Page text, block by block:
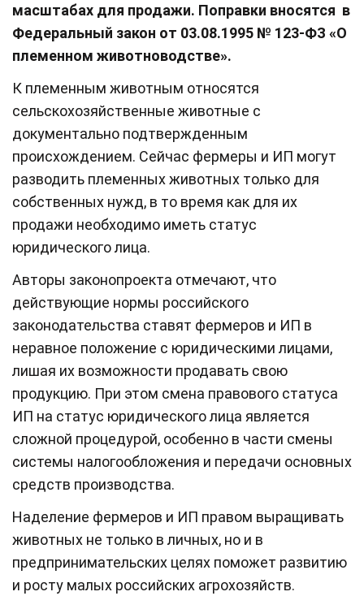
масштабах для продажи. Поправки вносятся в
Федеральный закон от 03.08.1995 № 123-ФЗ «О
племенном животноводстве».
К племенным животным относятся
сельскохозяйственные животные с
документально подтвержденным
происхождением. Сейчас фермеры и ИП могут
разводить племенных животных только для
собственных нужд, в то время как для их
продажи необходимо иметь статус
юридического лица.
Авторы законопроекта отмечают, что
действующие нормы российского
законодательства ставят фермеров и ИП в
неравное положение с юридическими лицами,
лишая их возможности продавать свою
продукцию. При этом смена правового статуса
ИП на статус юридического лица является
сложной процедурой, особенно в части смены
системы налогообложения и передачи основных
средств производства.
Наделение фермеров и ИП правом выращивать
животных не только в личных, но и в
предпринимательских целях поможет развитию
и росту малых российских агрохозяйств.